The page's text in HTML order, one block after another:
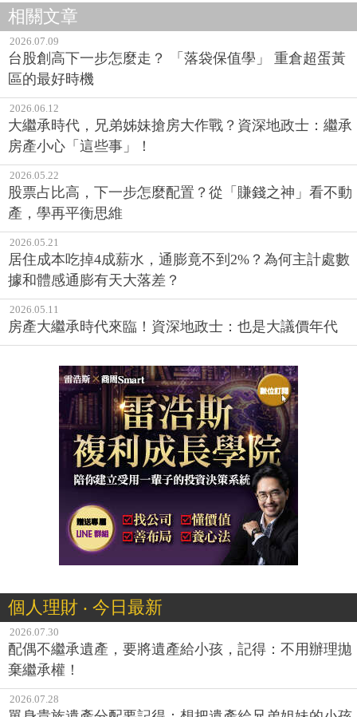
相關文章
2026.07.09
台股創高下一步怎麼走？ 「落袋保值學」 重倉超蛋黃
區的最好時機
2026.06.12
大繼承時代，兄弟姊妹搶房大作戰？資深地政士：繼承
房產小心「這些事」！
2026.05.22
股票占比高，下一步怎麼配置？從「賺錢之神」看不動
產，學再平衡思維
2026.05.21
居住成本吃掉4成薪水，通膨竟不到2%？為何主計處數
據和體感通膨有天大落差？
2026.05.11
房產大繼承時代來臨！資深地政士：也是大議價年代
個人理財 ‧ 今日最新
2026.07.30
配偶不繼承遺產，要將遺產給小孩，記得：不用辦理拋
棄繼承權！
2026.07.28